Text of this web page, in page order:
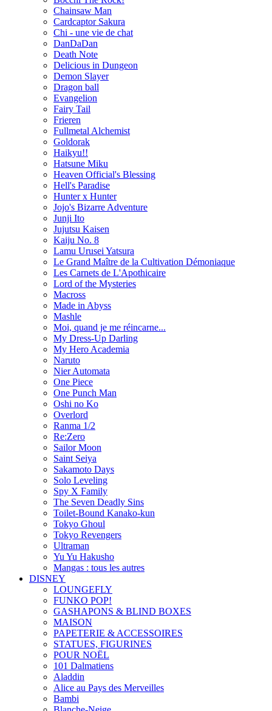
Chainsaw Man
Cardcaptor Sakura
Chi - une vie de chat
DanDaDan
Death Note
Delicious in Dungeon
Demon Slayer
Dragon ball
Evangelion
Fairy Tail
Frieren
Fullmetal Alchemist
Goldorak
Haikyu!!
Hatsune Miku
Heaven Official's Blessing
Hell's Paradise
Hunter x Hunter
Jojo's Bizarre Adventure
Junji Ito
Jujutsu Kaisen
Kaiju No. 8
Lamu Urusei Yatsura
Le Grand Maître de la Cultivation Démoniaque
Les Carnets de L'Apothicaire
Lord of the Mysteries
Macross
Made in Abyss
Mashle
Moi, quand je me réincarne...
My Dress-Up Darling
My Hero Academia
Naruto
Nier Automata
One Piece
One Punch Man
Oshi no Ko
Overlord
Ranma 1/2
Re:Zero
Sailor Moon
Saint Seiya
Sakamoto Days
Solo Leveling
Spy X Family
The Seven Deadly Sins
Toilet-Bound Kanako-kun
Tokyo Ghoul
Tokyo Revengers
Ultraman
Yu Yu Hakusho
Mangas : tous les autres
DISNEY
LOUNGEFLY
FUNKO POP!
GASHAPONS & BLIND BOXES
MAISON
PAPETERIE & ACCESSOIRES
STATUES, FIGURINES
POUR NOËL
101 Dalmatiens
Aladdin
Alice au Pays des Merveilles
Bambi